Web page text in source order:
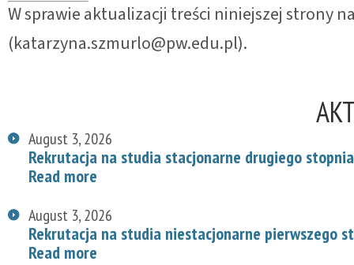
W sprawie aktualizacji treści niniejszej strony
(katarzyna.szmurlo@pw.edu.pl).
August 3, 2026
Rekrutacja na studia stacjonarne drugiego
Read more
August 3, 2026
Rekrutacja na studia niestacjonarne pierwszego
Read more